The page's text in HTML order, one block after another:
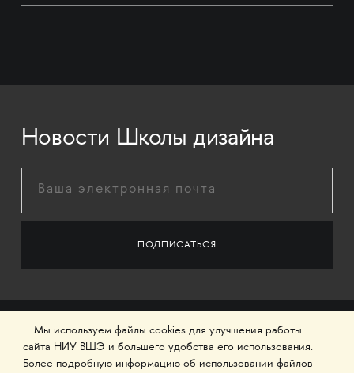
Новости Школы дизайна
Мы используем файлы cookies для улучшения работы
сайта НИУ ВШЭ и большего удобства его использования.
Более подробную информацию об использовании файлов